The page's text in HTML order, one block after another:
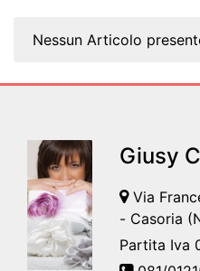
Nessun Articolo
Giusy
Via
- Casoria
Partita Iva